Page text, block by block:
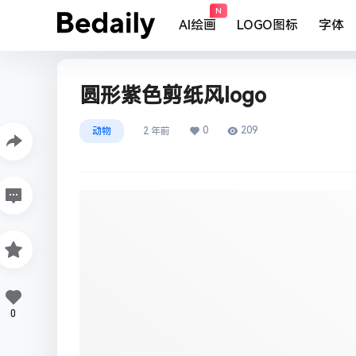
AI绘画
N
LOGO图标 字体
圆形紫色剪纸风logo
动物 2 年前 0 209
0